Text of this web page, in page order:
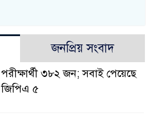
জনপ্রিয় সংবাদ
পরীক্ষার্থী ৩৮২ জন; সবাই পেয়েছে
জিপিএ ৫